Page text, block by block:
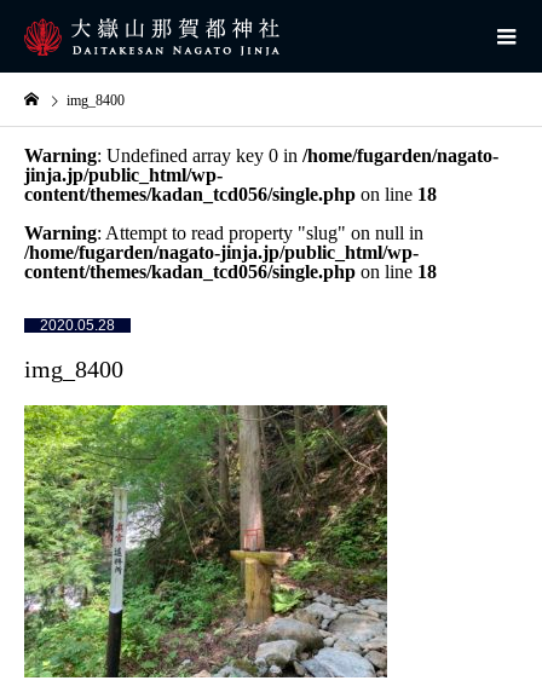
img_8400
Warning: Undefined array key 0 in /home/fugarden/nagato-
jinja.jp/public_html/wp-
content/themes/kadan_tcd056/single.php on line 18
Warning: Attempt to read property "slug" on null in
/home/fugarden/nagato-jinja.jp/public_html/wp-
content/themes/kadan_tcd056/single.php on line 18
2020.05.28
img_8400